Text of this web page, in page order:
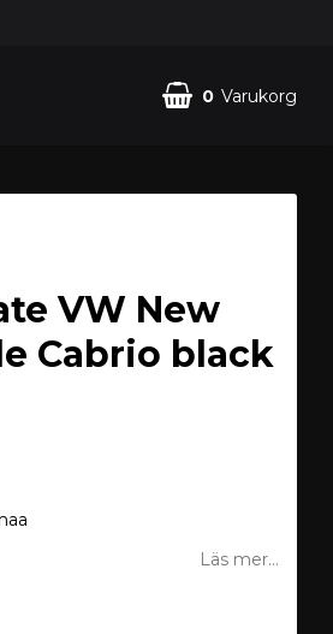
0 Varukorg
VW New
Cabrio black
Läs mer...